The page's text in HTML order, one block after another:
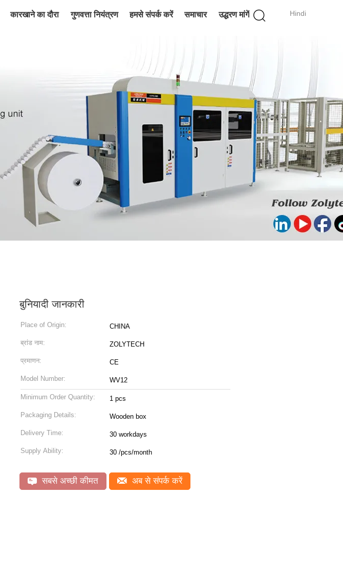
Hindi
कारखाने का दौरा गुणवत्ता नियंत्रण हमसे संपर्क करें समाचार उद्धरण मांगें
बुनियादी जानकारी
Place of Origin: CHINA
ब्रांड नाम: ZOLYTECH
प्रमाणन: CE
Model Number: WV12
Minimum Order Quantity: 1 pcs
Packaging Details: Wooden box
Delivery Time: 30 workdays
Supply Ability: 30 /pcs/month
सबसे अच्छी कीमत अब से संपर्क करें